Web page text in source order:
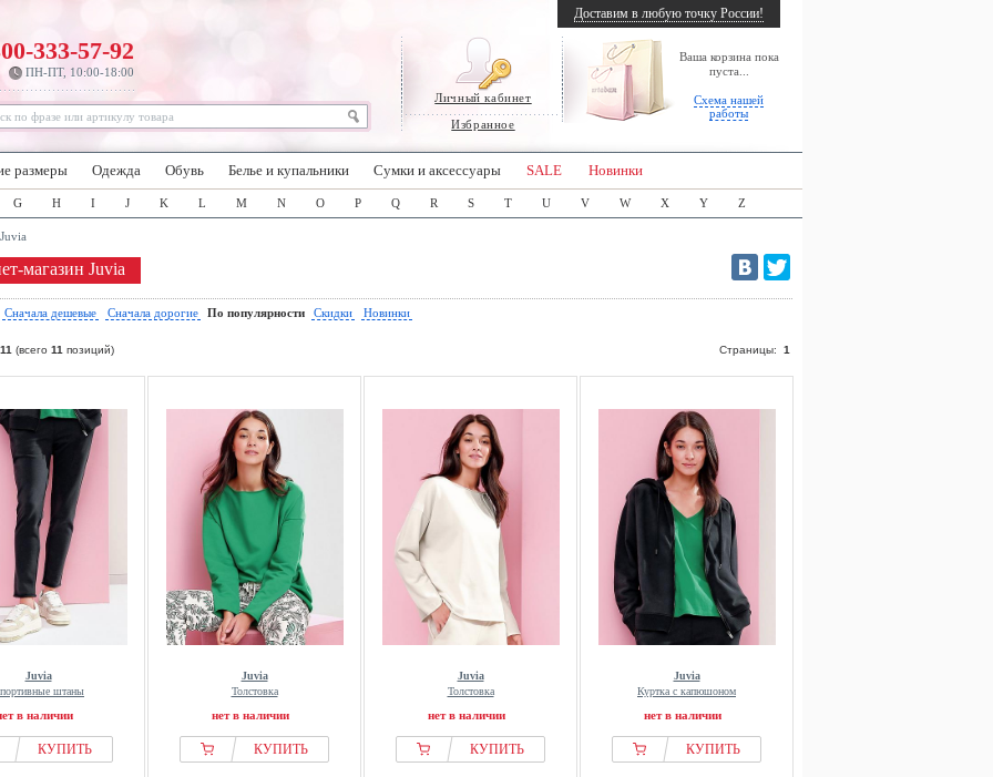
Личный кабинет
Избранное
Ваша корзина пока
пуста...
Схема нашей
работы
333-57-92
ПН-ПТ, 10:00-18:00
Доставим в любую точку России!
размеры Одежда Обувь Белье и купальники Сумки и аксессуары SALE Новинки
G H I J K L M N O P Q R S T U V W X Y Z
Juvia
магазин Juvia
Сначала дешевые Сначала дорогие По популярности Скидки Новинки
11 (всего 11 позиций) Страницы: 1
Juvia
штаны
в наличии
КУПИТЬ
Juvia
Толстовка
нет в наличии
КУПИТЬ
Juvia
Толстовка
нет в наличии
КУПИТЬ
Juvia
Куртка с капюшоном
нет в наличии
КУПИТЬ